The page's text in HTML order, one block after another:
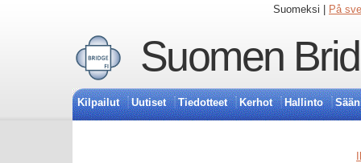
Suomeksi | På
Suomen
Kilpailut Uutiset Tiedotteet Kerhot Hallinto